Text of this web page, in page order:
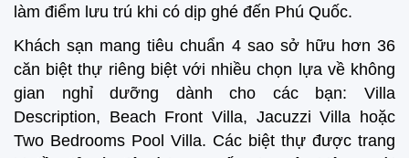
làm điểm lưu trú khi có dịp ghé đến Phú Quốc.
Khách sạn mang tiêu chuẩn 4 sao sở hữu hơn 36
căn biệt thự riêng biệt với nhiều chọn lựa về không
gian nghỉ dưỡng dành cho các bạn: Villa
Description, Beach Front Villa, Jacuzzi Villa hoặc
Two Bedrooms Pool Villa. Các biệt thự được trang